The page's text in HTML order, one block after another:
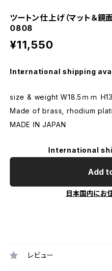
ツートン仕上げ（マット＆
0808
¥11,550
International shipping
size & weight W18.5ｍｍ
Made of brass, rhodium
MADE IN JAPAN
International
Add
日本国内にお
レビュー